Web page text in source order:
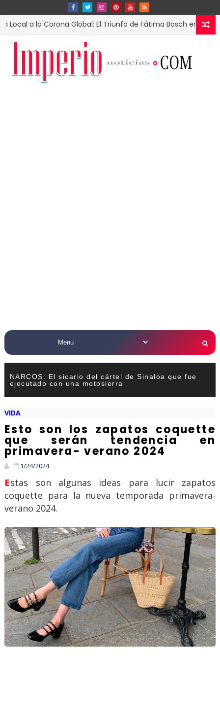
Corona Global: El Triunfo de Fátima Bosch en Miss Universo
NARCOS: El sicario del cártel de Sinaloa que fue
ejecutado con una motosierra
VIDA
Esto son los zapatos coquette
que serán tendencia en
primavera- verano 2024
1/24/2024
Estas son algunas ideas para lucir zapatos
coquette para la nueva temporada primavera-
verano 2024.